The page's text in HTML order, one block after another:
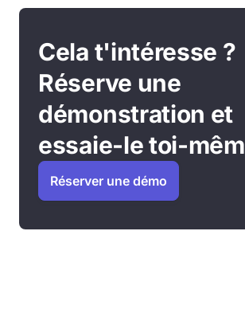
Cela t'intéresse ?
Réserve une
démonstration et
essaie-le toi-
Réserver une démo